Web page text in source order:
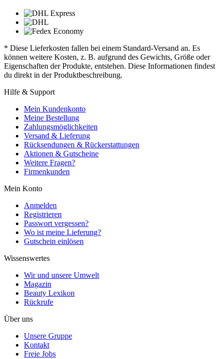
* Diese Lieferkosten fallen bei einem Standard-Versand an. Es
können weitere Kosten, z. B. aufgrund des Gewichts, Größe oder
Eigenschaften der Produkte, entstehen. Diese Informationen findest
du direkt in der Produktbeschreibung.
Hilfe & Support
Mein Kundenkonto
Meine Bestellung
Zahlungsmöglichkeiten
Versand & Lieferung
Rücksendungen & Rückerstattungen
Aktionen & Gutscheine
Weitere Fragen?
Firmenkunden
Mein Konto
Anmelden
Registrieren
Passwort vergessen?
Wo ist meine Lieferung?
Gutschein einlösen
Wissenswertes
Wir und unsere Umwelt
Magazin
Beauty Lexikon
Rückrufe
Über uns
Unsere Gruppe
Kontakt
Freie Jobs